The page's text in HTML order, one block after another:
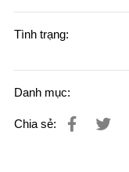
Tình trạng:
Danh mục:
Chia sẻ: